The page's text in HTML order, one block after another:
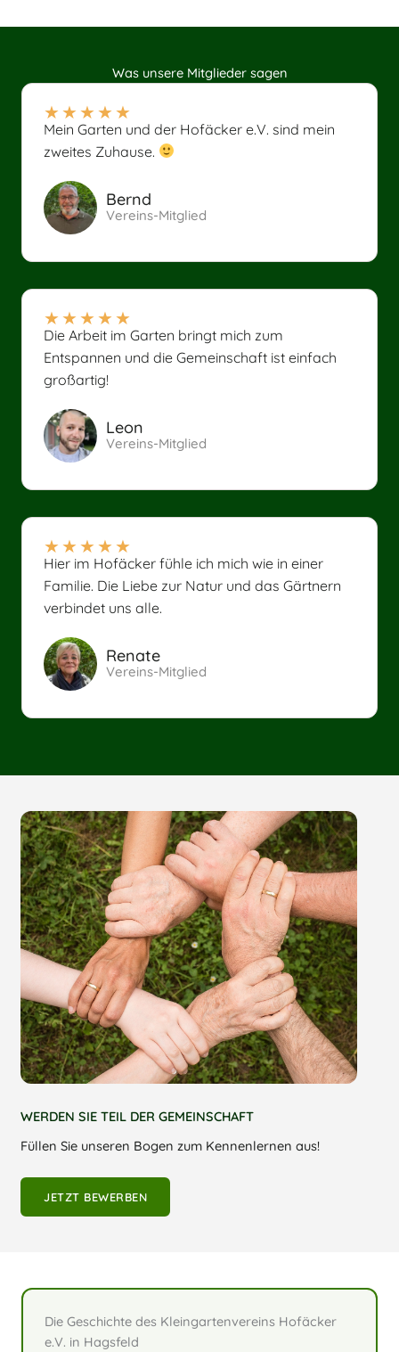
Was unsere Mitglieder sagen
★★★★★
Mein Garten und der Hofäcker e.V. sind mein
zweites Zuhause.
Bernd
Vereins-Mitglied
★★★★★
Die Arbeit im Garten bringt mich zum
Entspannen und die Gemeinschaft ist einfach
großartig!
Leon
Vereins-Mitglied
★★★★★
Hier im Hofäcker fühle ich mich wie in einer
Familie. Die Liebe zur Natur und das Gärtnern
verbindet uns alle.
Renate
Vereins-Mitglied
WERDEN SIE TEIL DER GEMEINSCHAFT
Füllen Sie unseren Bogen zum Kennenlernen aus!
JETZT BEWERBEN
Die Geschichte des Kleingartenvereins Hofäcker
e.V. in Hagsfeld